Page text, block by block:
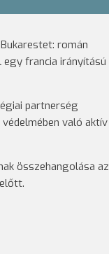
román
egy francia irányítású
partnerség
való aktív
összehangolása az